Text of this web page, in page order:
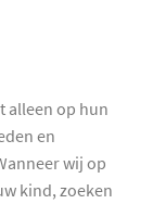
alleen op hun
en
wij op
kind, zoeken